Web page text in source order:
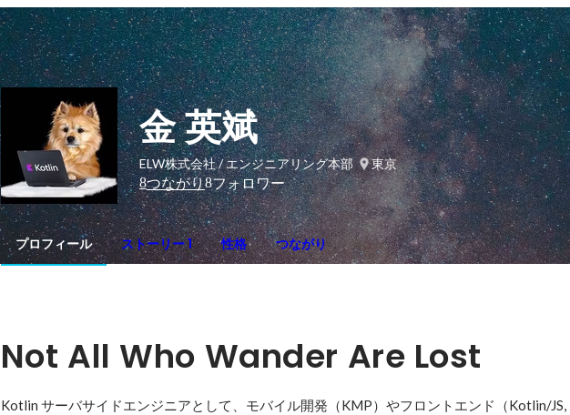
金 英斌
ELW株式会社 / エンジニアリング本部
東京
8つながり8フォロワー
プロフィール ストーリー 1 性格 つながり
Not All Who Wander Are Lost
Kotlin サーバサイドエンジニアとして、モバイル開発（KMP）やフロントエンド（Kotlin/